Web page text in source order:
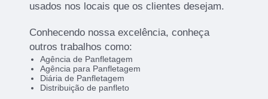
usados nos locais que os clientes desejam.
Conhecendo nossa excelência, conheça
outros trabalhos como:
Agência de Panfletagem
Agência para Panfletagem
Diária de Panfletagem
Distribuição de panfleto